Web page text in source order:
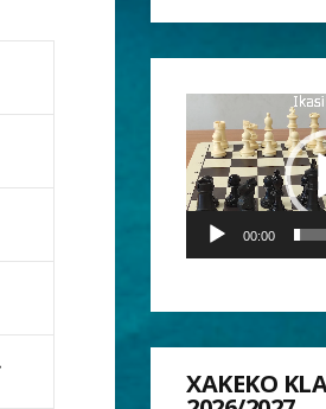
Reproductor
de
vídeo
00:00
XAKEKO